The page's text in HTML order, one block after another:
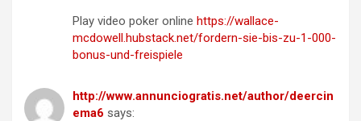
Play video poker online https://wallace-
mcdowell.hubstack.net/fordern-sie-bis-zu-1-000-
bonus-und-freispiele
http://www.annunciogratis.net/author/deercin
ema6 says: